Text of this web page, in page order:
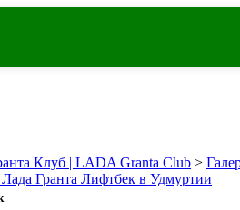
Клуб | LADA Granta Club >
Лада Гранта Лифтбек в Удмуртии